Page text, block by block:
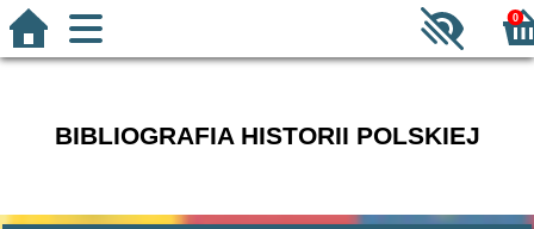
0
BIBLIOGRAFIA HISTORII POLSKIEJ